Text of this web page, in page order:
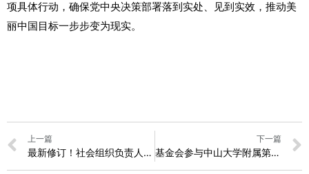
项具体行动，确保党中央决策部署落到实处、见到实效，推动美
丽中国目标一步步变为现实。
上一篇
最新修订！社会组织负责人人选审核工作有什新变化？
下一篇
基金会参与中山大学附属第七医院慈善捐赠荣誉墙揭幕仪式